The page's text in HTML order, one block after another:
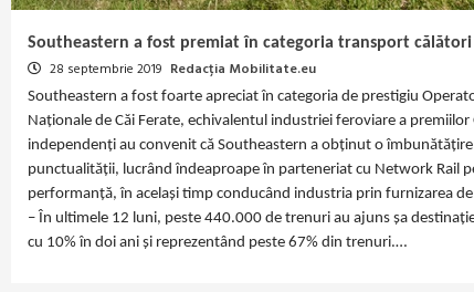
Southeastern a fost premiat în categoria transport
28 septembrie 2019 Redacția Mobilitate.eu
Southeastern a fost foarte apreciat în categoria de prestigiu
Naționale de Căi Ferate, echivalentul industriei feroviare a
independenți au convenit că Southeastern a obținut o
punctualității, lucrând îndeaproape în parteneriat cu Network Rail
performanță, în același timp conducând industria prin furnizarea
– În ultimele 12 luni, peste 440.000 de trenuri au ajuns șa
cu 10% în doi ani și reprezentând peste 67% din trenuri.…